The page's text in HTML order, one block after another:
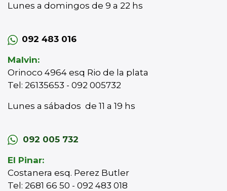
Lunes a domingos de 9 a 22 hs
092 483 016
Malvin:
Orinoco 4964 esq Rio de la plata
Tel: 26135653 - 092 005732
Lunes a sábados de 11 a 19 hs
092 005 732
El Pinar:
Costanera esq. Perez Butler
Tel: 2681 66 50 - 092 483 018